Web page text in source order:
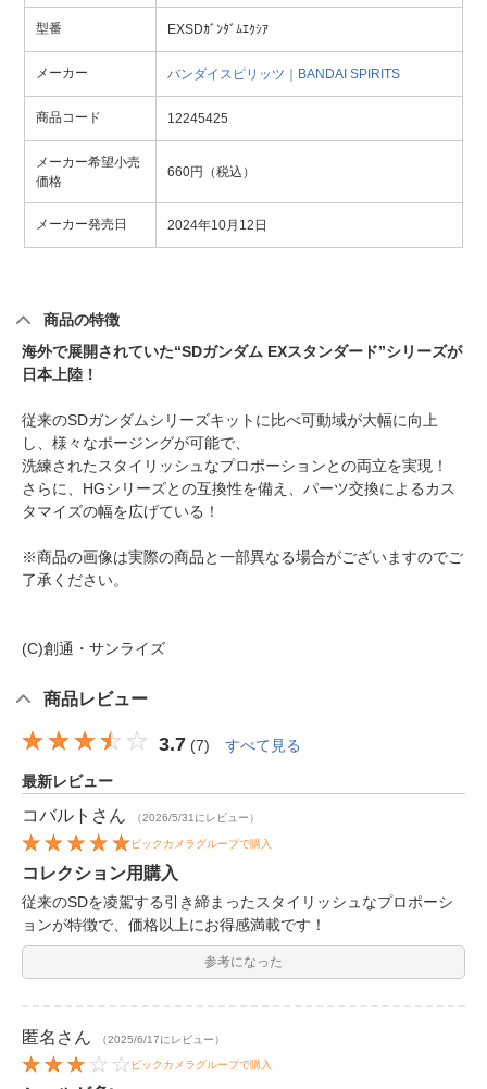
型番 EXSDｶﾞﾝﾀﾞﾑｴｸｼｱ
メーカー バンダイスピリッツ｜BANDAI SPIRITS
商品コード 12245425
メーカー希望小売
価格
660円（税込）
メーカー発売日 2024年10月12日
商品の特徴
海外で展開されていた“SDガンダム EXスタンダード”シリーズが
日本上陸！
従来のSDガンダムシリーズキットに比べ可動域が大幅に向上
し、様々なポージングが可能で、
洗練されたスタイリッシュなプロポーションとの両立を実現！
さらに、HGシリーズとの互換性を備え、パーツ交換によるカス
タマイズの幅を広げている！
※商品の画像は実際の商品と一部異なる場合がございますのでご
了承ください。
(C)創通・サンライズ
商品レビュー
3.7 (7) すべて見る
最新レビュー
コバルト さん （2026/5/31にレビュー）
ビックカメラグループで購入
コレクション用購入
従来のSDを凌駕する引き締まったスタイリッシュなプロポーシ
ョンが特徴で、価格以上にお得感満載です！
参考になった
匿名 さん （2025/6/17にレビュー）
ビックカメラグループで購入